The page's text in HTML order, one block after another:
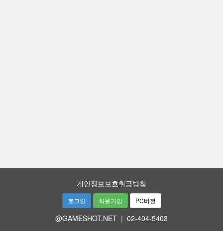
개인정보보호취급방침
로그인 회원가입 PC버전
@GAMESHOT.NET | 02-404-5403